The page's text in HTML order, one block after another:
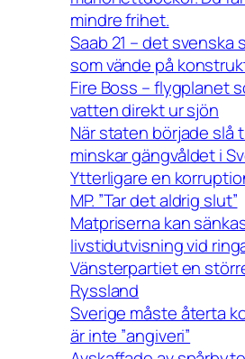
mindre frihet.
Saab 21 – det
som vände på
Fire Boss – flygplanet
vatten direkt ur sjön
När staten började slå
minskar gängvåldet i
Ytterligare en
MP. ”Tar det aldrig slut”
Matpriserna kan
livstidutvisning vid
Vänsterpartiet en
Ryssland
Sverige måste återta
är inte ”angiveri”